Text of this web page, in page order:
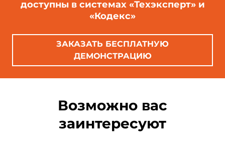
доступны в системах «Техэксперт» и
«Кодекс»
ЗАКАЗАТЬ БЕСПЛАТНУЮ
ДЕМОНСТРАЦИЮ
Возможно вас
заинтересуют